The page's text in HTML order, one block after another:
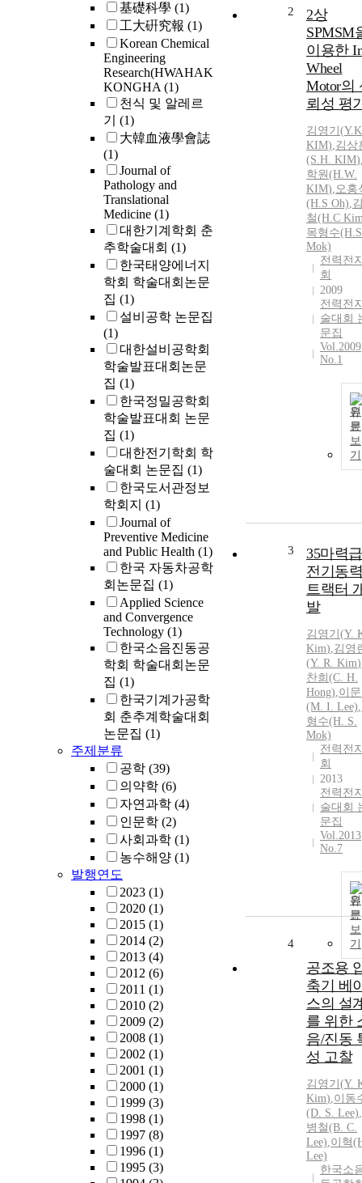
基礎科學 (1)
工大硏究報 (1)
Korean Chemical
Engineering
Research(HWAHAK
KONGHA(1)
천식 및 알레르
기 (1)
大韓血液學會誌
(1)
Journal of
Pathology and
Translational
Medicine (1)
대한기계학회 춘
추학술대회 (1)
한국태양에너지
학회 학술대회논문
집 (1)
설비공학 논문집
(1)
대한설비공학회
학술발표대회논문
집 (1)
한국정밀공학회
학술발표대회 논문
집 (1)
대한전기학회 학
술대회 논문집 (1)
한국도서관정보
학회지 (1)
Journal of
Preventive Medicine
and Public Health (1)
한국 자동차공학
회논문집 (1)
Applied Science
and Convergence
Technology (1)
한국소음진동공
학회 학술대회논문
집 (1)
한국기계가공학
회 춘추계학술대회
논문집 (1)
주제분류
공학 (39)
의약학 (6)
자연과학 (4)
인문학 (2)
사회과학 (1)
농수해양 (1)
발행연도
2023 (1)
2020 (1)
2015 (1)
2014 (2)
2013 (4)
2012 (6)
2011 (1)
2010 (2)
2009 (2)
2008 (1)
2002 (1)
2001 (1)
2000 (1)
1999 (3)
1998 (1)
1997 (8)
1996 (1)
1995 (3)
2
2상
SPMSM
이용한
Wheel
Motor의
뢰성 평
김영기 (Y.
KIM),김상
(S.H. KIM)
학원(H.W.
KIM),오홍
(H.S Oh),
철(H.C
목형수
Mok)
전력전
회
2009
전력전
술대회
문집
Vol.2009
No.1
원
문
보
기
3
35마력
전기동
트랙터
발
김영기 (Y.
Kim),김영
(Y. R. Kim)
찬희(C. H.
Hong),이
(M. I. Lee),
형수(H. S.
Mok)
전력전
회
2013
전력전
술대회
문집
Vol.2013
No.7
원
문
보
기
4
공조용
축기 베
스의 설
를 위한
음/진동
성 고찰
김영기 (Y.
Kim),이동
(D. S. Lee),
병철(B. C.
Lee),이혁
Lee)
한국소